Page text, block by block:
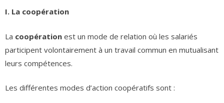
I. La coopération
La coopération est un mode de relation où les salariés
participent volontairement à un travail commun en mutualisant
leurs compétences.
Les différentes modes d’action coopératifs sont :